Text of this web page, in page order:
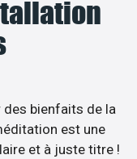
des bienfaits de la
est une
et à juste titre !